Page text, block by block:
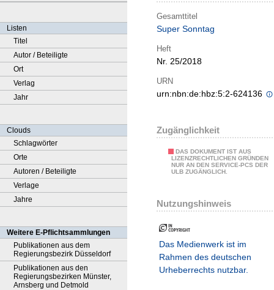
Listen
Titel
Autor / Beteiligte
Ort
Verlag
Jahr
Clouds
Schlagwörter
Orte
Autoren / Beteiligte
Verlage
Jahre
Weitere E-Pflichtsammlungen
Publikationen aus dem
Regierungsbezirk Düsseldorf
Publikationen aus den
Regierungsbezirken Münster,
Arnsberg und Detmold
Gesamttitel
Super Sonntag
Heft
Nr. 25/2018
URN
urn:nbn:de:hbz:5:2-624136
Zugänglichkeit
DAS DOKUMENT IST AUS
LIZENZRECHTLICHEN GRÜNDEN
NUR AN DEN SERVICE-PCS DER
ULB ZUGÄNGLICH.
Nutzungshinweis
Das Medienwerk ist im
Rahmen des deutschen
Urheberrechts nutzbar.